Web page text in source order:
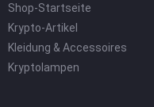
Shop-Startseite
Krypto-Artikel
Kleidung & Accessoires
Kryptolampen